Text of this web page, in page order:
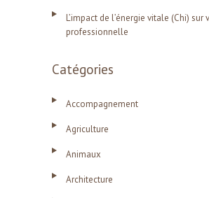
L’impact de l’énergie vitale (Chi) sur
professionnelle
Catégories
Accompagnement
Agriculture
Animaux
Architecture